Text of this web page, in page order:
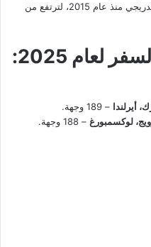
المرتبة الـ77. كما واصلت الصين صعودها التدريجي منذ عام 2015، لترتفع من
لعام 2025:
أيرلندا – 189 وجهة.
لوكسمبورغ – 188 وجهة.